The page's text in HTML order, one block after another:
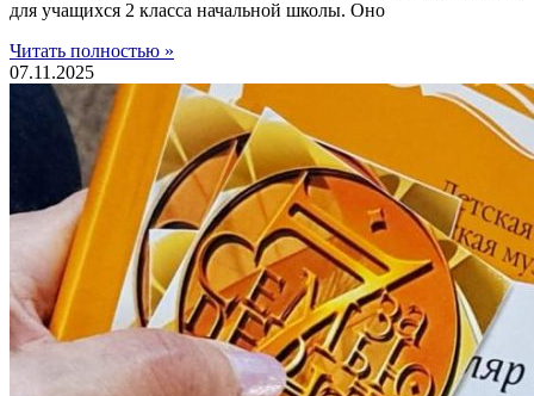
для учащихся 2 класса начальной школы. Оно
Читать полностью »
07.11.2025